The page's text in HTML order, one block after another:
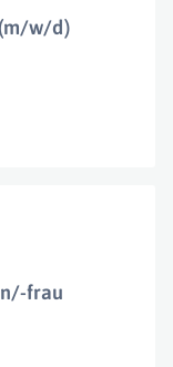
w/d)
frau